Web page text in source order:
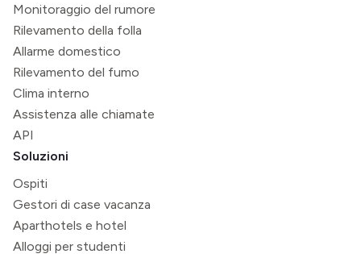
Monitoraggio del rumore
Rilevamento della folla
Allarme domestico
Rilevamento del fumo
Clima interno
Assistenza alle chiamate
API
Soluzioni
Ospiti
Gestori di case vacanza
Aparthotels e hotel
Alloggi per studenti